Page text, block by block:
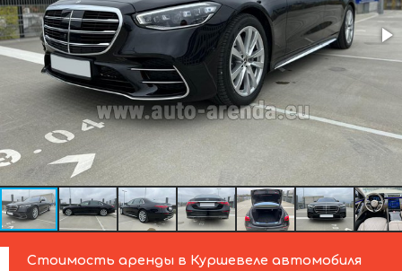
Стоимость аренды в Куршевеле автомобиля